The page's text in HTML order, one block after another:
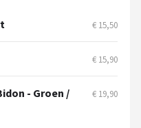
€ 15,50
€ 15,90
- Groen /
€ 19,90